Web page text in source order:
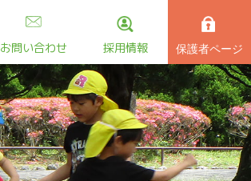
お問い合わせ 採用情報 保護者ページ